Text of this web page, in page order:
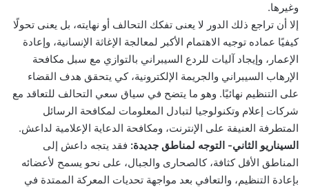
وغيرها.
إلا أن تراجع ذلك الدور لا يعنى تفكك التحالف أو نهايته، بل يعنى تحولًا
كيفيًا عماده توجيه الاهتمام الأكبر لمعالجة الإغاثة الإنسانية، وإعادة
الإعمار، وإيجاد آليات للردع السيبراني بالتوازي مع سبل مكافحة
الإرهاب السيبراني والجريمة الإلكترونية، كي يتحقق هدف القضاء
على التنظيم نهائيًا. وهو ما يتضح في سياق سعي التحالف للتعاقد مع
شركات إعلام وتكنولوجيا لتبادل المعلومات لمكافحة الرسائل
المتطرفة العنيفة على الإنترنت، ومكافحة الدعاية الإعلامية لداعش.
السيناريو الثاني- التوجه لمناطق جديدة: فقد يتجه داعش إلى
المناطق الأقل كثافة، كالصحارى والجبال، على نحو يسمح لأعضائه
بإعادة التنظيم، والتعافي بعد مواجهة تحديات المعركة الممتدة في